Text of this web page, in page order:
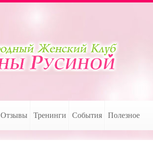
Отзывы Тренинги События Полезное